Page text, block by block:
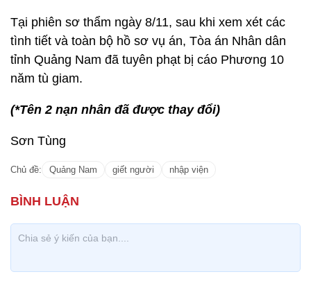
Tại phiên sơ thẩm ngày 8/11, sau khi xem xét các
tình tiết và toàn bộ hồ sơ vụ án, Tòa án Nhân dân
tỉnh Quảng Nam đã tuyên phạt bị cáo Phương 10
năm tù giam.
(*Tên 2 nạn nhân đã được thay đổi)
Sơn Tùng
Chủ đề: Quảng Nam giết người nhập viện